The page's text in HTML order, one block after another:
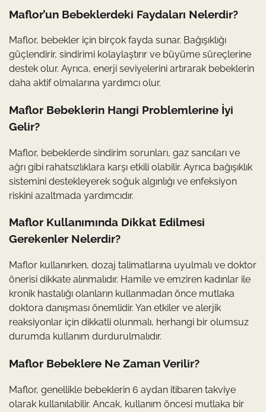
Maflor’un Bebeklerdeki Faydaları Nelerdir?
Maflor, bebekler için birçok fayda sunar. Bağışıklığı
güçlendirir, sindirimi kolaylaştırır ve büyüme süreçlerine
destek olur. Ayrıca, enerji seviyelerini artırarak bebeklerin
daha aktif olmalarına yardımcı olur.
Maflor Bebeklerin Hangi Problemlerine İyi
Gelir?
Maflor, bebeklerde sindirim sorunları, gaz sancıları ve
ağrı gibi rahatsızlıklara karşı etkili olabilir. Ayrıca bağışıklık
sistemini destekleyerek soğuk algınlığı ve enfeksiyon
riskini azaltmada yardımcıdır.
Maflor Kullanımında Dikkat Edilmesi
Gerekenler Nelerdir?
Maflor kullanırken, dozaj talimatlarına uyulmalı ve doktor
önerisi dikkate alınmalıdır. Hamile ve emziren kadınlar ile
kronik hastalığı olanların kullanmadan önce mutlaka
doktora danışması önemlidir. Yan etkiler ve alerjik
reaksiyonlar için dikkatli olunmalı, herhangi bir olumsuz
durumda kullanım durdurulmalıdır.
Maflor Bebeklere Ne Zaman Verilir?
Maflor, genellikle bebeklerin 6 aydan itibaren takviye
olarak kullanılabilir. Ancak, kullanım öncesi mutlaka bir